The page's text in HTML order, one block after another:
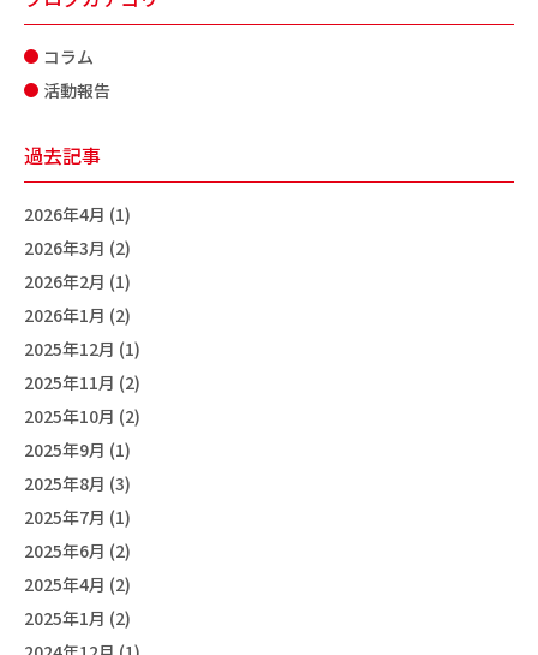
コラム
活動報告
過去記事
2026年4月 (1)
2026年3月 (2)
2026年2月 (1)
2026年1月 (2)
2025年12月 (1)
2025年11月 (2)
2025年10月 (2)
2025年9月 (1)
2025年8月 (3)
2025年7月 (1)
2025年6月 (2)
2025年4月 (2)
2025年1月 (2)